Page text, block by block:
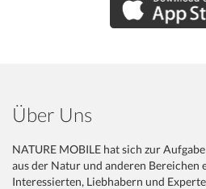
Über Uns
NATURE MOBILE hat sich zur
aus der Natur und anderen Bereichen
Interessierten, Liebhabern und